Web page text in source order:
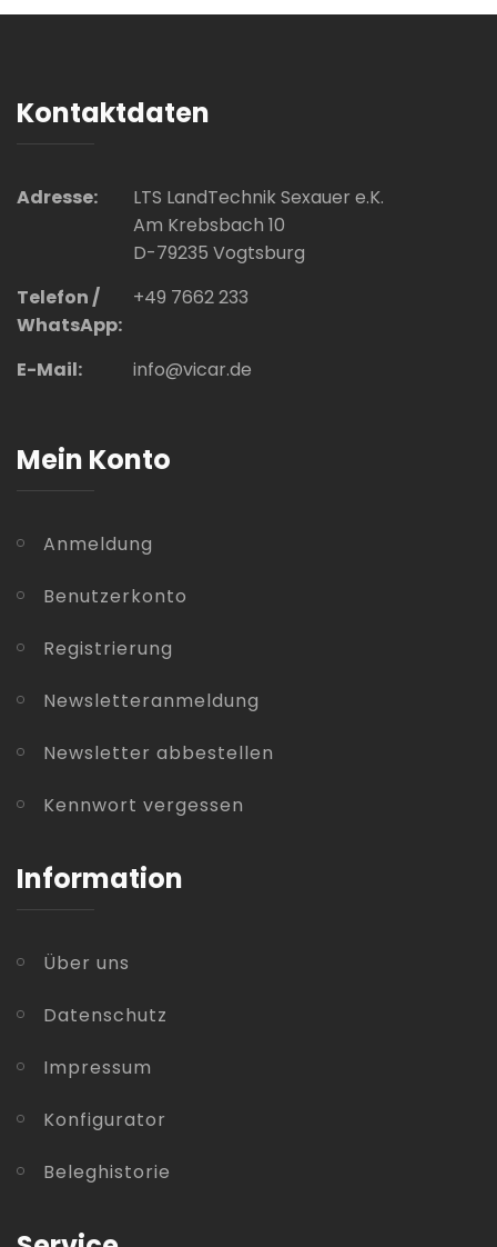
Kontaktdaten
Adresse:
LTS LandTechnik Sexauer e.K.
Am Krebsbach 10
D-79235 Vogtsburg
Telefon /
WhatsApp:
+49 7662 233
E-Mail: info@vicar.de
Mein Konto
Anmeldung
Benutzerkonto
Registrierung
Newsletteranmeldung
Newsletter abbestellen
Kennwort vergessen
Information
Über uns
Datenschutz
Impressum
Konfigurator
Beleghistorie